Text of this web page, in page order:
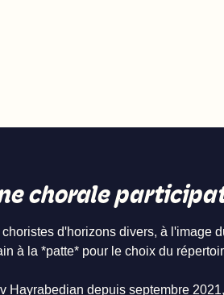
chorale
d'horizons divers, à l'image
à la *patte* pour le choix du
Hayrabedian depuis septembre